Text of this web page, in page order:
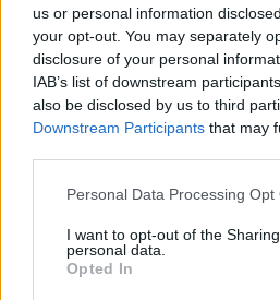
us or personal information
your opt-out. You may separately
disclosure of your personal
IAB’s list of downstream
also be disclosed by us to third
Downstream Participants that may
Personal Data Processing Opt
I want to opt-out of the
personal data.
Opted In